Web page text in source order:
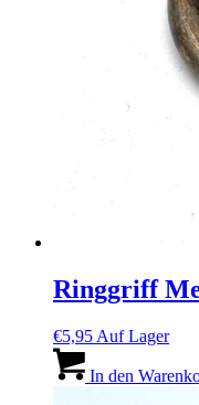
Ringgriff
€5,95 Auf Lager
In den